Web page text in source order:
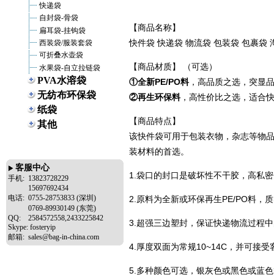
快递袋
自封袋-骨袋
扁耳袋-挂钩袋
西装袋/服装套袋
可折叠水壶袋
水果袋-自立拉链袋
PVA水溶袋
无纺布环保袋
纸袋
其他
客服中心
手机: 13823728229
15697692434
电话: 0755-28753833 (深圳)
0769-89930149 (东莞)
QQ:
2584572558,2433225842
Skype:fosteryip
邮箱: sales@bag-in-china.com
【商品名称】
快件袋 快递袋 物流袋 包装袋 包裹袋
【商品材质】 （可选）
①全新PE/PO料，高品质之选，突显
②再生环保料，高性价比之选，适合
【商品特点】
该快件袋可用于包装衣物，杂志等物
装材料的首选。
1.袋口的封口是破坏性不干胶，高私
2.原料为全新或环保再生PE/PO料，
3.超强三边塑封，保证快递物流过程
4.厚度双面为常规10~14C，并可接受
5.多种颜色可选，银灰色或黑色或蓝